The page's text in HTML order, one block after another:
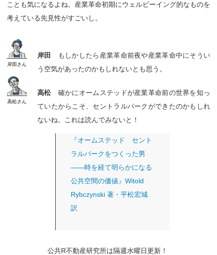
ことも気になるよね。産業革命初期にウェルビーイング的なものを
考えている先見性がすごいし。
岸田さん
岸田
もしかしたら産業革命前夜や産業革命中にそうい
う空気があったのかもしれないとも思う。
高松さん
高松確かにオームステッドが産業革命前の世界を知っ
ていたからこそ、セントラルパークができたのかもしれ
ないね。これは読んでみないと！
『オームステッド セント
ラルパークをつくった男
――時を経て明らかになる
公共空間の価値』Witold
Rybczynski 著・平松宏城
訳
公共R不動産研究所は隔週水曜日更新！